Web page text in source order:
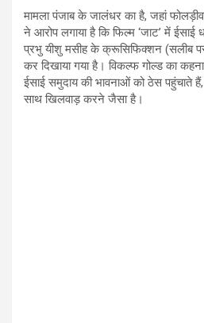
मामला पंजाब के जालंधर का है, जहां
ने आरोप लगाया है कि फिल्म ‘जाट’ में ईसाई
प्रभु यीशु मसीह के क्रूसिफिक्शन (सलीब
कर दिखाया गया है। विकल्फ गोल्ड का
ईसाई समुदाय की भावनाओं को ठेस पहुंचाते
साथ खिलवाड़ करने जैसा है।